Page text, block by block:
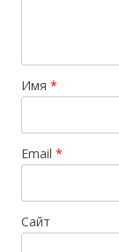
Имя *
Email *
Сайт